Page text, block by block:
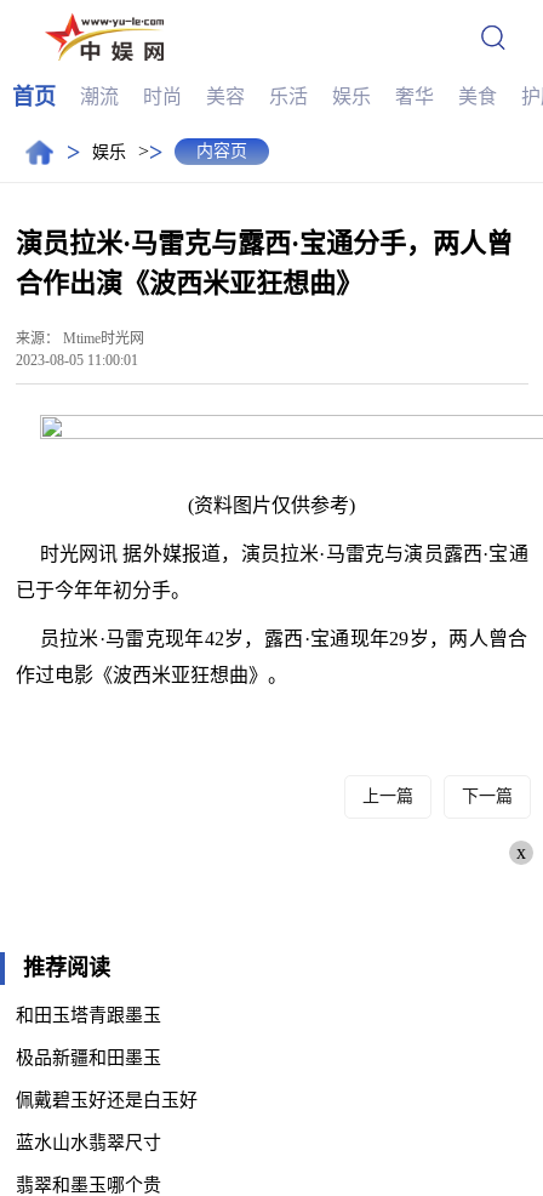
首页 潮流 时尚 美容 乐活 娱乐 奢华 美食
> 娱乐 >> 内容页
演员拉米·马雷克与露西·宝通分手，两人曾
合作出演《波西米亚狂想曲》
来源： Mtime时光网
2023-08-05 11:00:01
(资料图片仅供参考)
时光网讯 据外媒报道，演员拉米·马雷克与演员露西·宝通
已于今年年初分手。
员拉米·马雷克现年42岁，露西·宝通现年29岁，两人曾合
作过电影《波西米亚狂想曲》。
上一篇 下一篇
x
推荐阅读
和田玉塔青跟墨玉
极品新疆和田墨玉
佩戴碧玉好还是白玉好
蓝水山水翡翠尺寸
翡翠和墨玉哪个贵